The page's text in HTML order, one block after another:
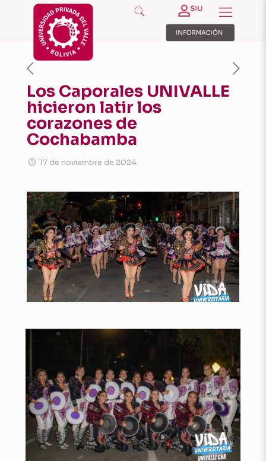
Los Caporales UNIVALLE
hicieron latir los
corazones de
Cochabamba
17 de noviembre de 2024